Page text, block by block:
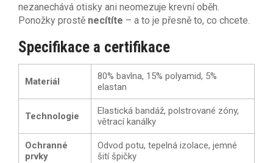
nezanechává otisky ani neomezuje krevní oběh.
Ponožky prostě necítíte – a to je přesně to, co chcete.
Specifikace a certifikace
Materiál
80% bavlna, 15% polyamid, 5%
elastan
Technologie
Elastická bandáž, polstrované zóny,
větrací kanálky
Ochranné
prvky
Odvod potu, tepelná izolace, jemné
šití špičky